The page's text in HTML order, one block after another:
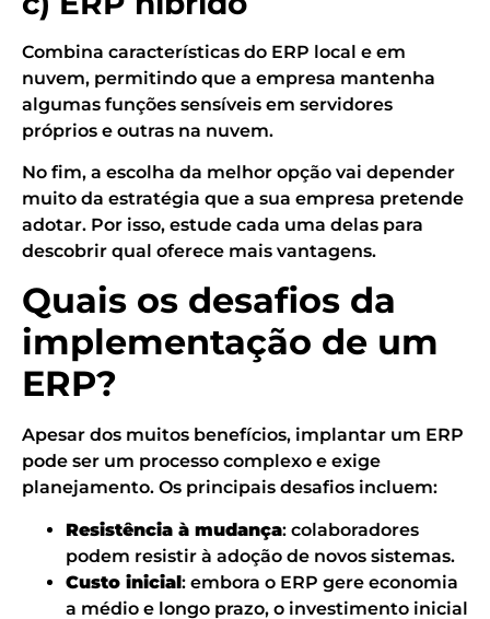
Combina características do ERP local e em
nuvem, permitindo que a empresa mantenha
algumas funções sensíveis em servidores
próprios e outras na nuvem.
No fim, a escolha da melhor opção vai depender
muito da estratégia que a sua empresa pretende
adotar. Por isso, estude cada uma delas para
descobrir qual oferece mais vantagens.
Quais os desafios da
implementação de um
ERP?
Apesar dos muitos benefícios, implantar um ERP
pode ser um processo complexo e exige
planejamento. Os principais desafios incluem:
Resistência à mudança: colaboradores
podem resistir à adoção de novos sistemas.
Custo inicial: embora o ERP gere economia
a médio e longo prazo, o investimento inicial